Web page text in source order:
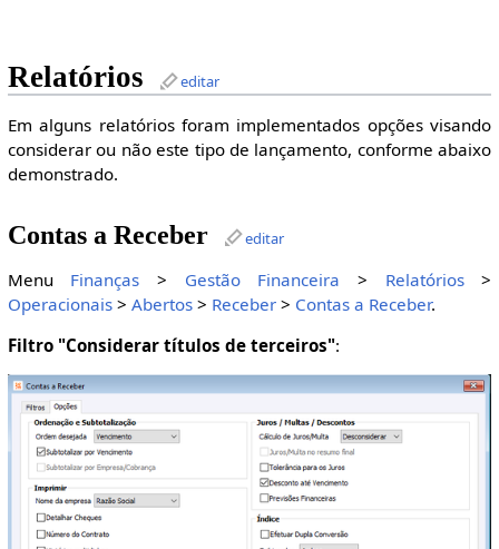
Relatórios editar
Em alguns relatórios foram implementados opções visando
considerar ou não este tipo de lançamento, conforme abaixo
demonstrado.
Contas a Receber editar
Menu Finanças > Gestão Financeira > Relatórios>
Operacionais> Abertos> Receber> Contas a Receber.
Filtro "Considerar títulos de terceiros":